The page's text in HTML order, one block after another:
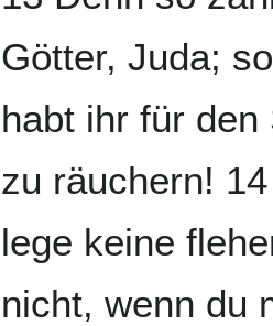
Götter, Juda;
habt ihr für
zu räuchern!
lege keine
nicht, wenn du